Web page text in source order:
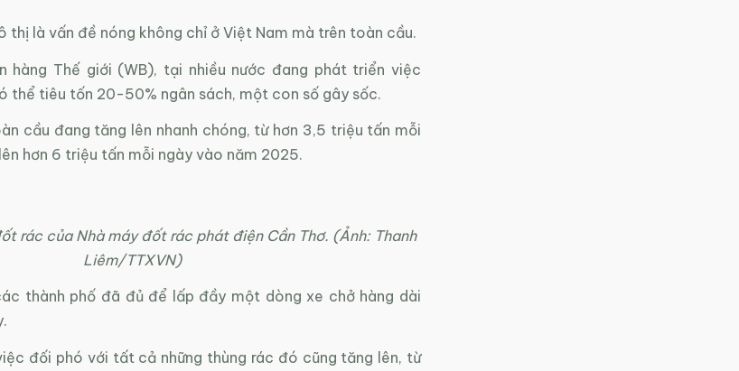
thị là vấn đề nóng không chỉ ở Việt Nam mà trên toàn cầu.
hàng Thế giới (WB), tại nhiều nước đang phát triển việc
thể tiêu tốn 20-50% ngân sách, một con số gây sốc.
cầu đang tăng lên nhanh chóng, từ hơn 3,5 triệu tấn mỗi
hơn 6 triệu tấn mỗi ngày vào năm 2025.
rác của Nhà máy đốt rác phát điện Cần Thơ. (Ảnh: Thanh
Liêm/TTXVN)
thành phố đã đủ để lấp đầy một dòng xe chở hàng dài
đối phó với tất cả những thùng rác đó cũng tăng lên, từ